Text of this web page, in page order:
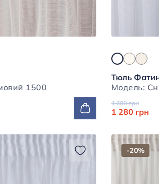
Модель: Кремовий 1500
Тюль
1 600 грн
1 280 грн
-20%